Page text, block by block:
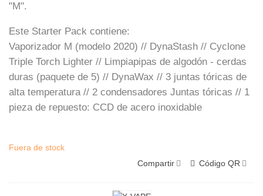
"M".
Este Starter Pack contiene:
Vaporizador M (modelo 2020) // DynaStash // Cyclone
Triple Torch Lighter // Limpiapipas de algodón - cerdas
duras (paquete de 5) // DynaWax // 3 juntas tóricas de
alta temperatura // 2 condensadores Juntas tóricas // 1
pieza de repuesto: CCD de acero inoxidable
Fuera de stock
Compartir
Código QR